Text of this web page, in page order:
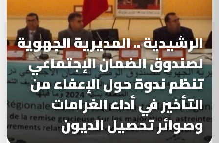
الرشيدية .. المديرية الجهوية
لصندوق الضمان الإجتماعي
تنظم ندوة حول الإعفاء من
التأخير في أداء الغرامات
وصوائر تحصيل الديون